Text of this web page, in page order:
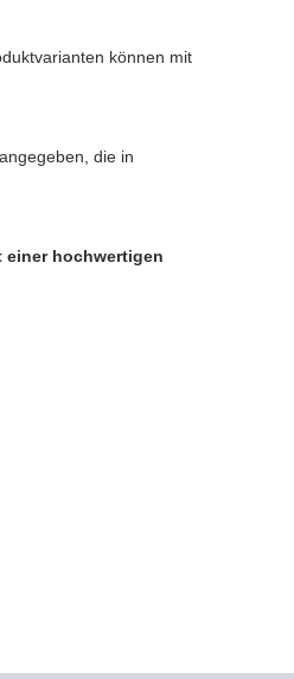
können mit
die in
einer hochwertigen